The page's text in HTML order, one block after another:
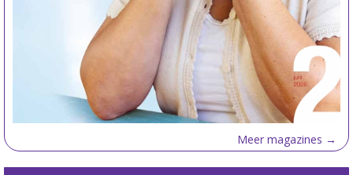
Meer magazines →